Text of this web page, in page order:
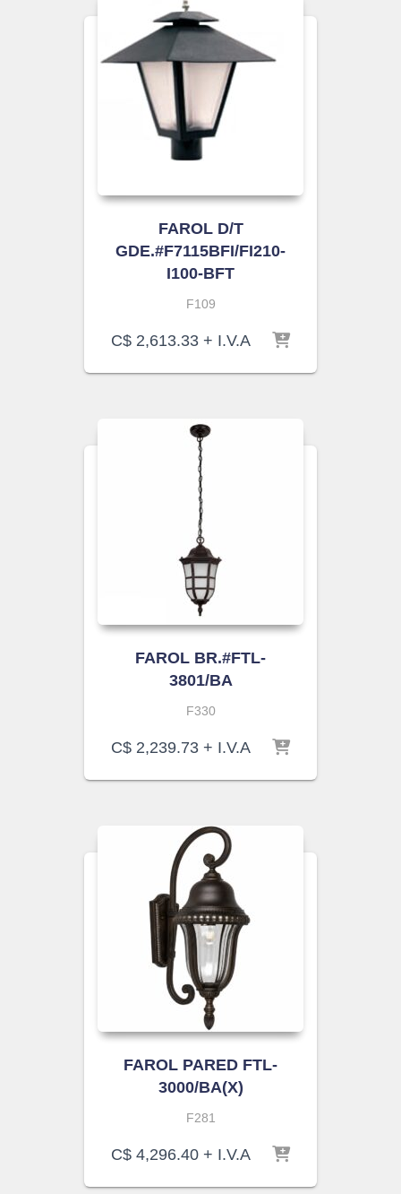
FAROL D/T
GDE.#F7115BFI/FI210-
I100-BFT
F109
C$ 2,613.33 + I.V.A
FAROL BR.#FTL-
3801/BA
F330
C$ 2,239.73 + I.V.A
FAROL PARED FTL-
3000/BA(X)
F281
C$ 4,296.40 + I.V.A